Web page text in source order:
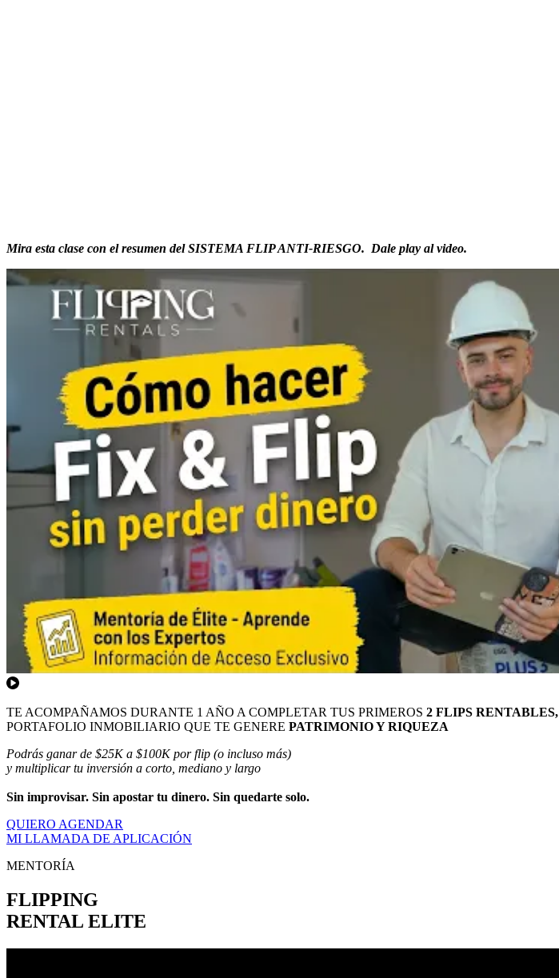
Mira esta clase con el resumen del SISTEMA FLIP ANTI-RIESGO. Dale play al video.
TE ACOMPAÑAMOS DURANTE 1 AÑO A COMPLETAR TUS PRIMEROS 2 FLIPS RENTABLES,
PORTAFOLIO INMOBILIARIO QUE TE GENERE PATRIMONIO Y RIQUEZA
Podrás ganar de $25K a $100K por flip (o incluso más)
y multiplicar tu inversión a corto, mediano y largo
Sin improvisar. Sin apostar tu dinero. Sin quedarte solo.
QUIERO AGENDAR
MI LLAMADA DE APLICACIÓN
MENTORÍA
FLIPPING
RENTAL ELITE